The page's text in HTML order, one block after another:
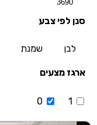
סנן לפי צבע
לבן שמנת
ארגז מצעים
1
0